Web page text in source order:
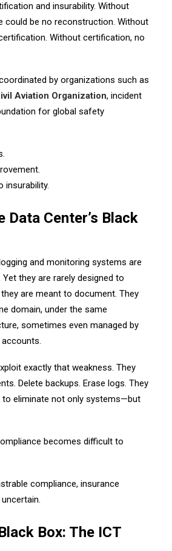
and insurability. Without
could be no reconstruction. Without
Without certification, no
by organizations such as
Aviation Organization, incident
for global safety
insurability.
Data Center’s Black
and monitoring systems are
they are rarely designed to
are meant to document. They
domain, under the same
sometimes even managed by
exactly that weakness. They
Delete backups. Erase logs. They
to eliminate not only systems—but
becomes difficult to
compliance, insurance
Box: The ICT